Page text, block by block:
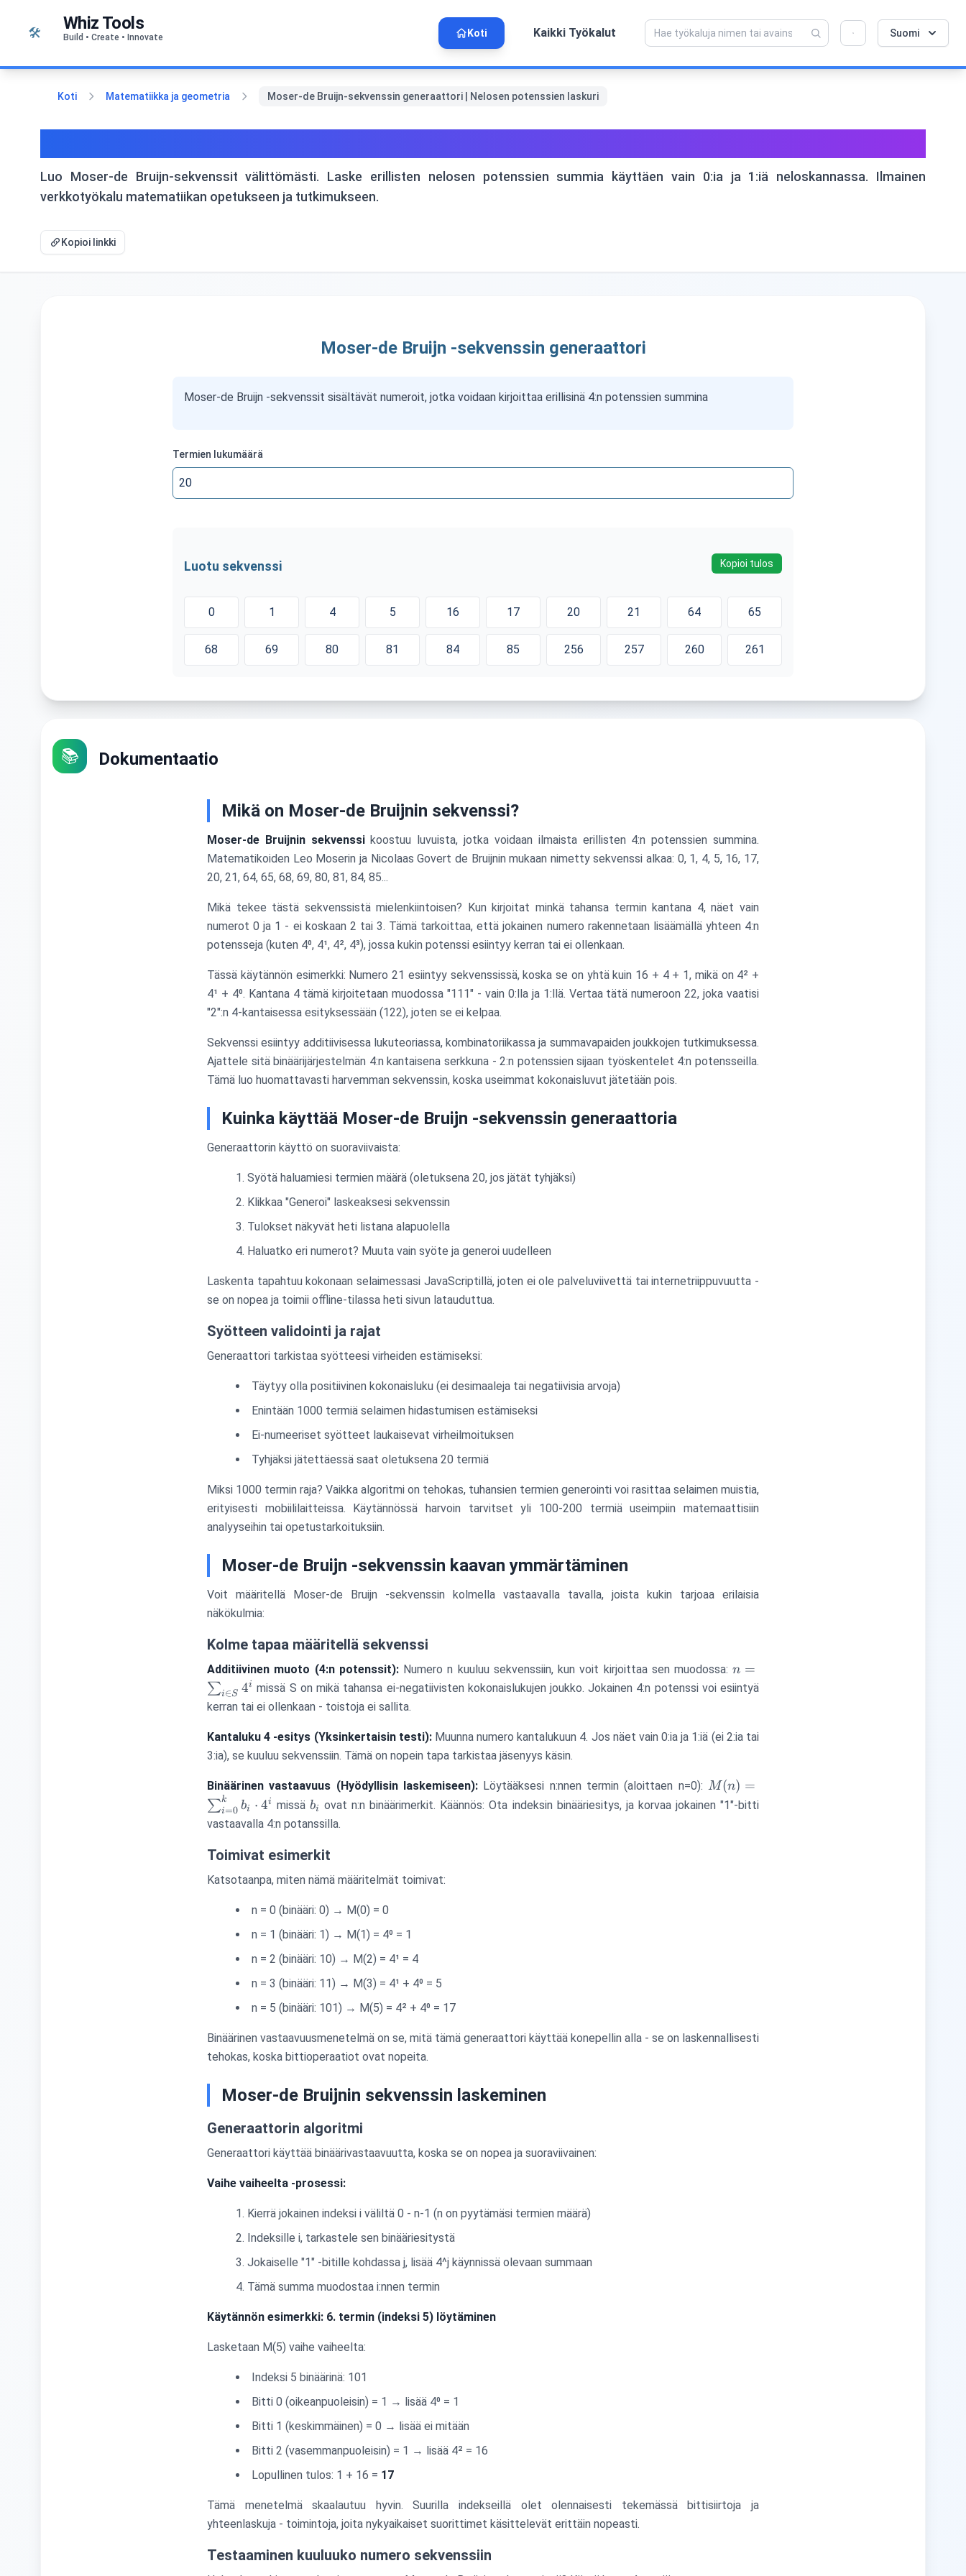
🛠️ Whiz Tools
Build • Create • Innovate Koti Kaikki Työkalut Suomi
Koti Matematiikka ja geometria Moser-de Bruijn-sekvenssin generaattori | Nelosen potenssien laskuri
Luo Moser-de Bruijn-sekvenssit välittömästi. Laske erillisten nelosen potenssien summia käyttäen vain 0:ia ja 1:iä neloskannassa. Ilmainen
verkkotyökalu matematiikan opetukseen ja tutkimukseen.
Kopioi linkki
Moser-de Bruijn -sekvenssin generaattori
Moser-de Bruijn -sekvenssit sisältävät numeroit, jotka voidaan kirjoittaa erillisinä 4:n potenssien summina
Termien lukumäärä
Luotu sekvenssi Kopioi tulos
0 1 4 5 16 17 20 21 64 65
68 69 80 81 84 85 256 257 260 261
📚 Dokumentaatio
Mikä on Moser-de Bruijnin sekvenssi?
Moser-de Bruijnin sekvenssikoostuu luvuista, jotka voidaan ilmaista erillisten 4:n potenssien summina.
Matematikoiden Leo Moserin ja Nicolaas Govert de Bruijnin mukaan nimetty sekvenssi alkaa: 0, 1, 4, 5, 16, 17,
20, 21, 64, 65, 68, 69, 80, 81, 84, 85...
Mikä tekee tästä sekvenssistä mielenkiintoisen? Kun kirjoitat minkä tahansa termin kantana 4, näet vain
numerot 0 ja 1 - ei koskaan 2 tai 3. Tämä tarkoittaa, että jokainen numero rakennetaan lisäämällä yhteen 4:n
potensseja (kuten 4⁰, 4¹, 4², 4³), jossa kukin potenssi esiintyy kerran tai ei ollenkaan.
Tässä käytännön esimerkki: Numero 21 esiintyy sekvenssissä, koska se on yhtä kuin 16 + 4 + 1, mikä on 4² +
4¹ + 4⁰. Kantana 4 tämä kirjoitetaan muodossa "111" - vain 0:lla ja 1:llä. Vertaa tätä numeroon 22, joka vaatisi
"2":n 4-kantaisessa esityksessään (122), joten se ei kelpaa.
Sekvenssi esiintyy additiivisessa lukuteoriassa, kombinatoriikassa ja summavapaiden joukkojen tutkimuksessa.
Ajattele sitä binäärijärjestelmän 4:n kantaisena serkkuna - 2:n potenssien sijaan työskentelet 4:n potensseilla.
Tämä luo huomattavasti harvemman sekvenssin, koska useimmat kokonaisluvut jätetään pois.
Kuinka käyttää Moser-de Bruijn -sekvenssin generaattoria
Generaattorin käyttö on suoraviivaista:
Syötä haluamiesi termien määrä (oletuksena 20, jos jätät tyhjäksi)
Klikkaa "Generoi" laskeaksesi sekvenssin
Tulokset näkyvät heti listana alapuolella
Haluatko eri numerot? Muuta vain syöte ja generoi uudelleen
Laskenta tapahtuu kokonaan selaimessasi JavaScriptillä, joten ei ole palveluviivettä tai internetriippuvuutta -
se on nopea ja toimii offline-tilassa heti sivun latauduttua.
Syötteen validointi ja rajat
Generaattori tarkistaa syötteesi virheiden estämiseksi:
Täytyy olla positiivinen kokonaisluku (ei desimaaleja tai negatiivisia arvoja)
Enintään 1000 termiä selaimen hidastumisen estämiseksi
Ei-numeeriset syötteet laukaisevat virheilmoituksen
Tyhjäksi jätettäessä saat oletuksena 20 termiä
Miksi 1000 termin raja? Vaikka algoritmi on tehokas, tuhansien termien generointi voi rasittaa selaimen muistia,
erityisesti mobiililaitteissa. Käytännössä harvoin tarvitset yli 100-200 termiä useimpiin matemaattisiin
analyyseihin tai opetustarkoituksiin.
Moser-de Bruijn -sekvenssin kaavan ymmärtäminen
Voit määritellä Moser-de Bruijn -sekvenssin kolmella vastaavalla tavalla, joista kukin tarjoaa erilaisia
näkökulmia:
Kolme tapaa määritellä sekvenssi
Additiivinen muoto (4:n potenssit):Numero n kuuluu sekvenssiin, kun voit kirjoittaa sen muodossa:n =
\sum_{i
n =
∑i∈S 4i missä S on mikä tahansa ei-negatiivisten kokonaislukujen joukko. Jokainen 4:n potenssi voi esiintyä
kerran tai ei ollenkaan - toistoja ei sallita.
Kantaluku 4 -esitys (Yksinkertaisin testi):Muunna numero kantalukuun 4. Jos näet vain 0:ia ja 1:iä (ei 2:ia tai
3:ia), se kuuluu sekvenssiin. Tämä on nopein tapa tarkistaa jäsenyys käsin.
Binäärinen vastaavuus (Hyödyllisin laskemiseen): Löytääksesi n:nnen termin (aloittaen n=0):M(n) =
\sum_{i=0}^{k}
M(n) =
∑i=0
k bi ⋅ 4i missä b_i
bi
ovat n:n binäärimerkit. Käännös: Ota indeksin binääriesitys, ja korvaa jokainen "1"-bitti
vastaavalla 4:n potanssilla.
Toimivat esimerkit
Katsotaanpa, miten nämä määritelmät toimivat:
n = 0 (binääri: 0) → M(0) = 0
n = 1 (binääri: 1) → M(1) = 4⁰ = 1
n = 2 (binääri: 10) → M(2) = 4¹ = 4
n = 3 (binääri: 11) → M(3) = 4¹ + 4⁰ = 5
n = 5 (binääri: 101) → M(5) = 4² + 4⁰ = 17
Binäärinen vastaavuusmenetelmä on se, mitä tämä generaattori käyttää konepellin alla - se on laskennallisesti
tehokas, koska bittioperaatiot ovat nopeita.
Moser-de Bruijnin sekvenssin laskeminen
Generaattorin algoritmi
Generaattori käyttää binäärivastaavuutta, koska se on nopea ja suoraviivainen:
Vaihe vaiheelta -prosessi:
Kierrä jokainen indeksi i väliltä 0 - n-1 (n on pyytämäsi termien määrä)
Indeksille i, tarkastele sen binääriesitystä
Jokaiselle "1" -bitille kohdassa j, lisää 4^j käynnissä olevaan summaan
Tämä summa muodostaa i:nnen termin
Käytännön esimerkki: 6. termin (indeksi 5) löytäminen
Lasketaan M(5) vaihe vaiheelta:
Indeksi 5 binäärinä: 101
Bitti 0 (oikeanpuoleisin) = 1 → lisää 4⁰ = 1
Bitti 1 (keskimmäinen) = 0 → lisää ei mitään
Bitti 2 (vasemmanpuoleisin) = 1 → lisää 4² = 16
Lopullinen tulos: 1 + 16 = 17
Tämä menetelmä skaalautuu hyvin. Suurilla indekseillä olet olennaisesti tekemässä bittisiirtoja ja
yhteenlaskuja - toimintoja, joita nykyaikaiset suorittimet käsittelevät erittäin nopeasti.
Testaaminen kuuluuko numero sekvenssiin
💡 Rakastatko tätä työkalua? Auta meitä
tekemään siitä vielä parempi!
Avaa napsauttamalla →